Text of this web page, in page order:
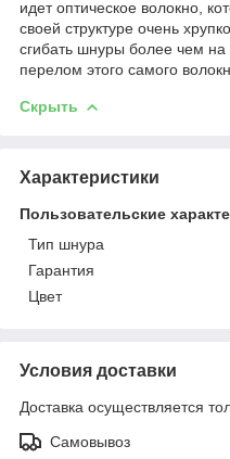
идет оптическое волокно,
своей структуре очень
сгибать шнуры более чем
перелом этого самого
Скрыть
Характеристики
Пользовательские
Тип шнура
Гарантия
Цвет
Условия доставки
Доставка осуществляется
Самовывоз